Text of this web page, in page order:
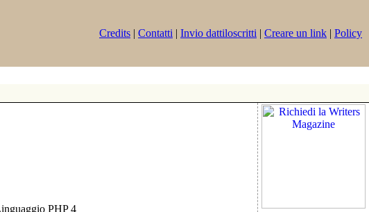
Credits | Contatti | Invio dattiloscritti | Creare un link | Policy
PHP 4